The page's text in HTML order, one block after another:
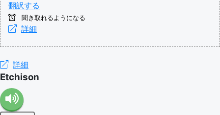
翻訳する
聞き取れるようになる
詳細
詳細
Etchison